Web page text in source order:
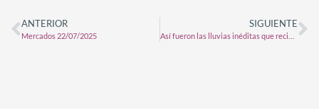
ANTERIOR
Mercados 22/07/2025
SIGUIENTE